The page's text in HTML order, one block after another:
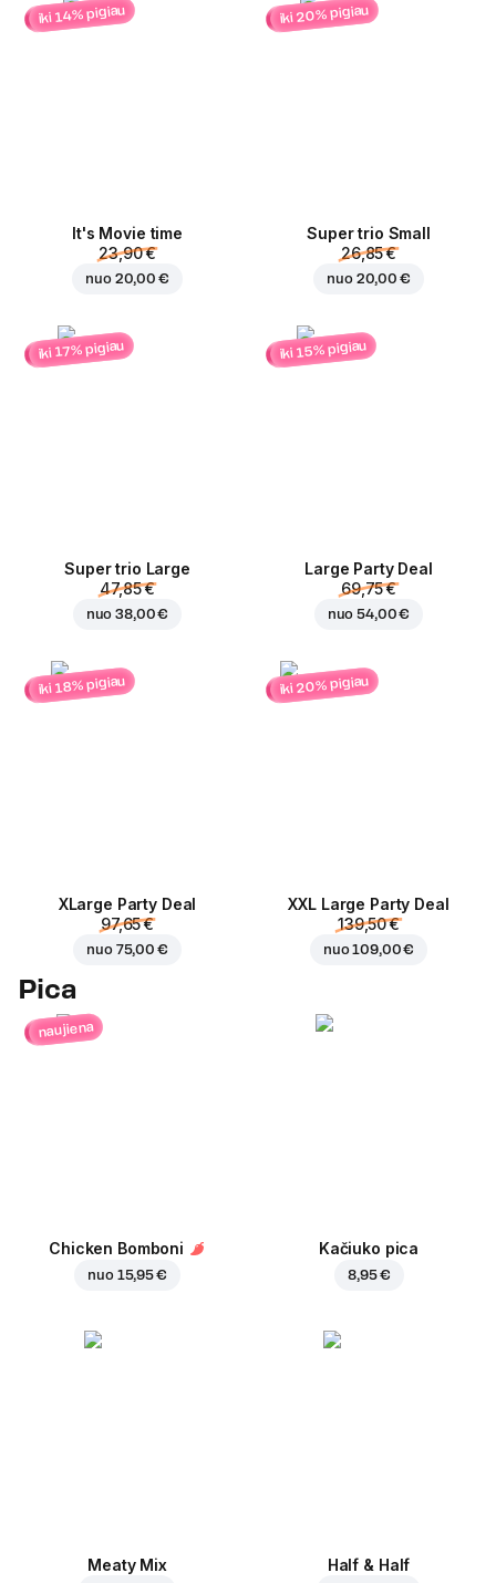
iki 14% pigiau
It's Movie time
23,90 €
nuo 20,00 €
iki 20% pigiau
Super trio Small
26,85 €
nuo 20,00 €
iki 17% pigiau
Super trio Large
47,85 €
nuo38,00 €
iki 15% pigiau
Large Party Deal
69,75 €
nuo54,00 €
iki 18% pigiau
ХLarge Party Deal
97,65 €
nuo 75,00 €
iki 20% pigiau
XXL Large Party Deal
139,50 €
nuo109,00 €
Pica
naujiena
Chicken Bomboni
nuo 15,95 €
Kačiuko pica
8,95 €
Meaty Mix Half & Half